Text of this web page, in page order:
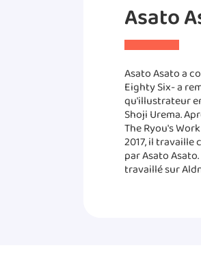
Asato
Asato Asato a
Eighty Six- a
qu'illustrateur
Shoji Urema.
The Ryou's
2017, il
par Asato
travaillé sur